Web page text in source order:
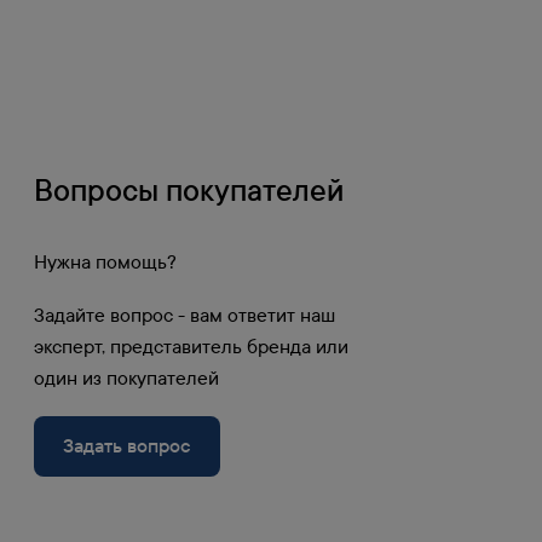
Вопросы покупателей
Нужна помощь?
Задайте вопрос - вам ответит наш
эксперт, представитель бренда или
один из покупателей
Задать вопрос